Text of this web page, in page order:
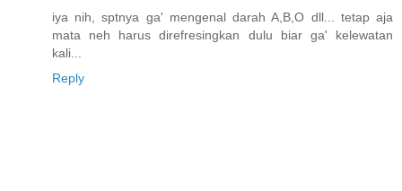
iya nih, sptnya ga' mengenal darah A,B,O dll... tetap aja
mata neh harus direfresingkan dulu biar ga' kelewatan
kali...
Reply